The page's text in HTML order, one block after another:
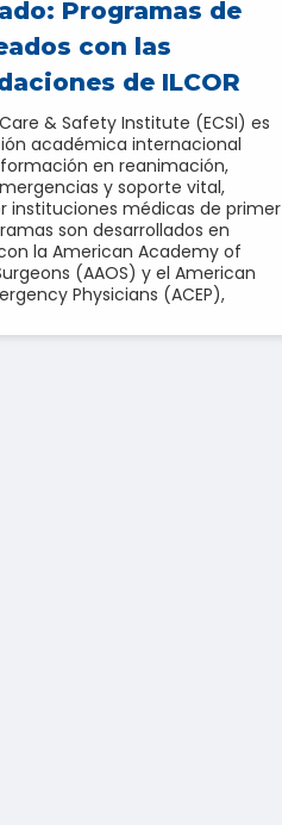
Programas de
con las
de ILCOR
& Safety Institute (ECSI) es
académica internacional
en reanimación,
y soporte vital,
instituciones médicas de primer
son desarrollados en
la American Academy of
(AAOS) y el American
Physicians (ACEP),